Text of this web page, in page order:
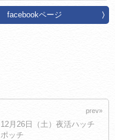
facebookページ
prev»
12月26日（土）夜活ハッチ
ポッチ